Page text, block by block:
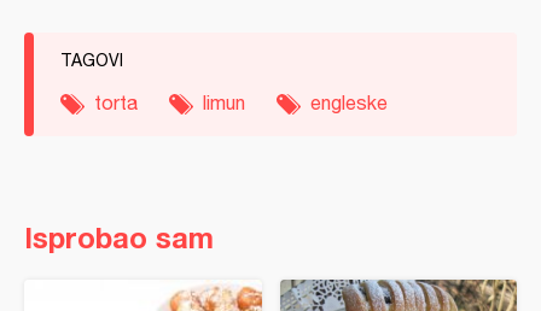
TAGOVI
torta limun engleske
Isprobao sam